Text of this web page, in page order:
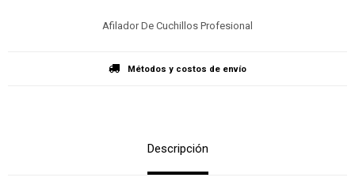
Afilador De Cuchillos Profesional
Métodos y costos de envío
Descripción